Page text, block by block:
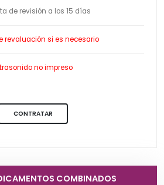
de revisión a los 15 días
revaluación si es necesario
no impreso
CONTRATAR
COMBINADOS